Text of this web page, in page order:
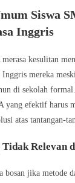
Siswa
Inggris
kesulitan
Inggris mereka
di sekolah
yang efektif harus
atas tantangan-
Relevan
bosan jika metode